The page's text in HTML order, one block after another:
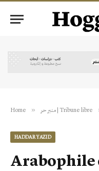
Home » منبر حر | Tribune libre
HADDAR YAZID
Arabophile